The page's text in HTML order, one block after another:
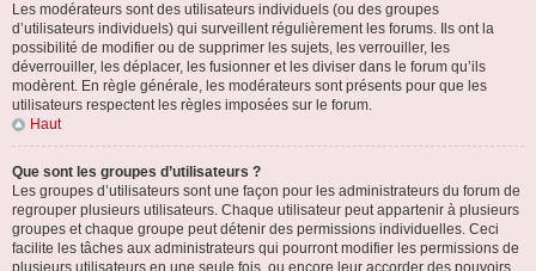
Les modérateurs sont des utilisateurs individuels (ou des groupes
d’utilisateurs individuels) qui surveillent régulièrement les forums. Ils ont la
possibilité de modifier ou de supprimer les sujets, les verrouiller, les
déverrouiller, les déplacer, les fusionner et les diviser dans le forum qu’ils
modèrent. En règle générale, les modérateurs sont présents pour que les
utilisateurs respectent les règles imposées sur le forum.
Haut
Que sont les groupes d’utilisateurs ?
Les groupes d’utilisateurs sont une façon pour les administrateurs du forum de
regrouper plusieurs utilisateurs. Chaque utilisateur peut appartenir à plusieurs
groupes et chaque groupe peut détenir des permissions individuelles. Ceci
facilite les tâches aux administrateurs qui pourront modifier les permissions de
plusieurs utilisateurs en une seule fois, ou encore leur accorder des pouvoirs